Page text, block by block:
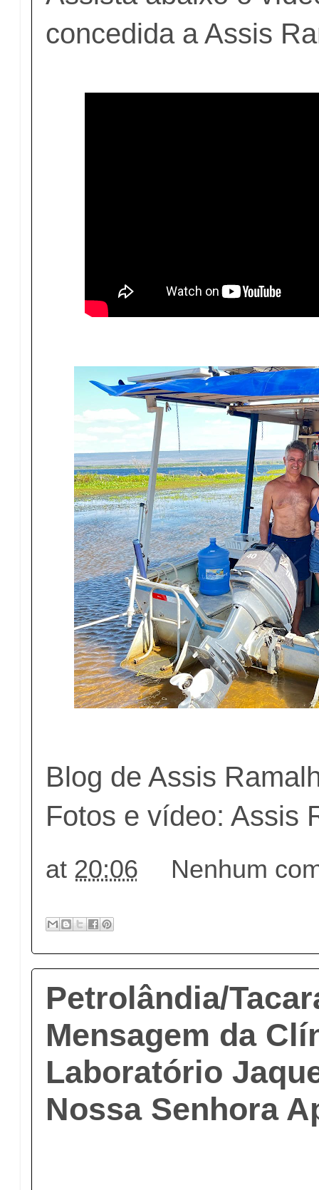
concedida a Assis
Blog de Assis
Fotos e vídeo: Assis
at 20:06 Nenhum
Petrolândia/
Mensagem da
Laboratório
Nossa Senhora